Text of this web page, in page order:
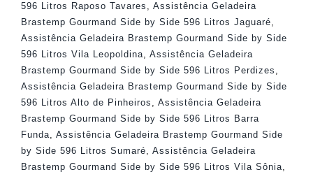
596 Litros Raposo Tavares , Assistência Geladeira
Brastemp Gourmand Side by Side 596 Litros Jaguaré,
Assistência Geladeira Brastemp Gourmand Side by Side
596 Litros Vila Leopoldina, Assistência Geladeira
Brastemp Gourmand Side by Side 596 Litros Perdizes ,
Assistência Geladeira Brastemp Gourmand Side by Side
596 Litros Alto de Pinheiros , Assistência Geladeira
Brastemp Gourmand Side by Side 596 Litros Barra
Funda, Assistência Geladeira Brastemp Gourmand Side
by Side 596 Litros Sumaré, Assistência Geladeira
Brastemp Gourmand Side by Side 596 Litros Vila Sônia,